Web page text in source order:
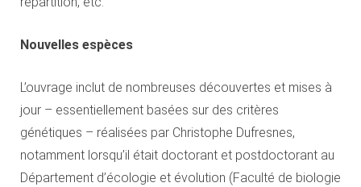
Nouvelles espèces
L’ouvrage inclut de nombreuses découvertes et mises à
jour – essentiellement basées sur des critères
génétiques – réalisées par Christophe Dufresnes,
notamment lorsqu’il était doctorant et postdoctorant au
Département d’écologie et évolution (Faculté de biologie